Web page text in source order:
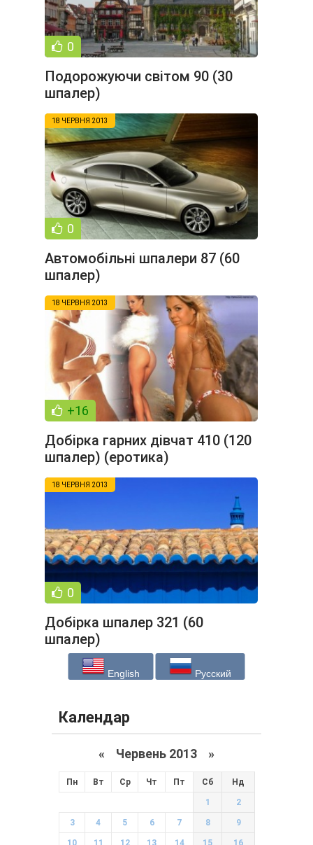
0
Подорожуючи світом 90 (30
шпалер)
18 ЧЕРВНЯ 2013
0
Автомобільні шпалери 87 (60
шпалер)
18 ЧЕРВНЯ 2013
+16
Добірка гарних дівчат 410 (120
шпалер) (еротика)
18 ЧЕРВНЯ 2013
0
Добірка шпалер 321 (60
шпалер)
English Русский
Календар
« Червень 2013 »
Пн Вт Ср Чт Пт Сб Нд
1 2
3 4 5 6 7 8 9
10 11 12 13 14 15 16